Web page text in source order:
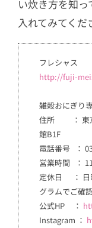
い炊き方を知
入れてみてくだ
フレシャス
http://fuji-
雑穀おにぎり
住所 ： 東京
館B1F
電話番号 ：
営業時間 ：
定休日 ： 日
グラムでご確
公式HP ：
Instagram ：